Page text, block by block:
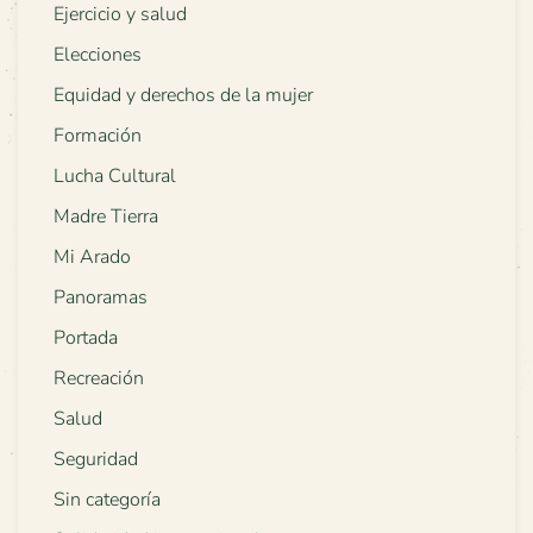
Ejercicio y salud
Elecciones
Equidad y derechos de la mujer
Formación
Lucha Cultural
Madre Tierra
Mi Arado
Panoramas
Portada
Recreación
Salud
Seguridad
Sin categoría